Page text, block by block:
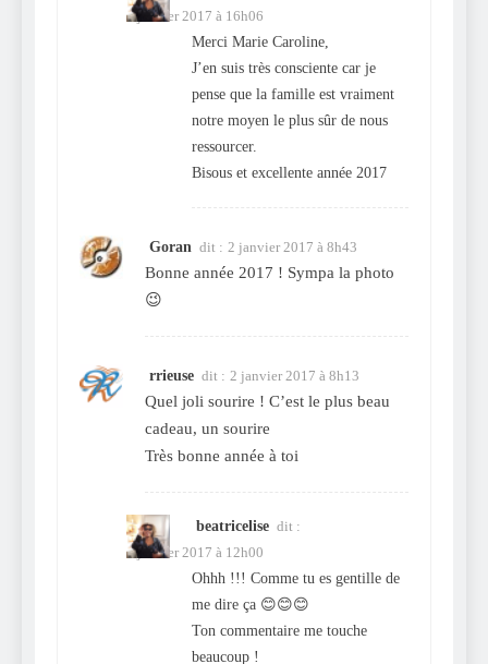
2 janvier 2017 à 16h06
Merci Marie Caroline,
J’en suis très consciente car je
pense que la famille est vraiment
notre moyen le plus sûr de nous
ressourcer.
Bisous et excellente année 2017
Goran dit : 2 janvier 2017 à 8h43
Bonne année 2017 ! Sympa la photo
😉
rrieuse dit : 2 janvier 2017 à 8h13
Quel joli sourire ! C’est le plus beau
cadeau, un sourire
Très bonne année à toi
beatricelise dit :
2 janvier 2017 à 12h00
Ohhh !!! Comme tu es gentille de
me dire ça 😊😊😊
Ton commentaire me touche
beaucoup !